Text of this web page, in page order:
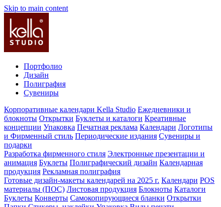
Skip to main content
Портфолио
Дизайн
Полиграфия
Сувениры
Корпоративные календари Kella Studio Ежедневники и
блокноты Открытки Буклеты и каталоги Креативные
концепции Упаковка Печатная реклама Календари Логотипы
и Фирменный стиль Периодические издания Сувениры и
подарки
Разработка фирменного стиля Электронные презентации и
анимация Буклеты Полиграфический дизайн Календарная
продукция Рекламная полиграфия
Готовые дизайн-макеты календарей на 2025 г. Календари POS
материалы (ПОС) Листовая продукция Блокноты Каталоги
Буклеты Конверты Самокопирующиеся бланки Открытки